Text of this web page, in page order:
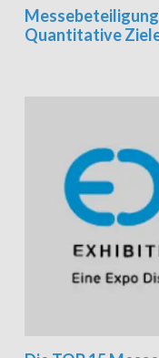
Quantitative